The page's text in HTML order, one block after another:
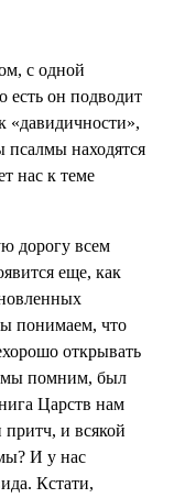
с одной
есть он подводит
«давидичности»,
находятся
нас к теме
дорогу всем
еще, как
понимаем, что
открывать
мы помним, был
Царств нам
притч, и всякой
И у нас
Кстати,